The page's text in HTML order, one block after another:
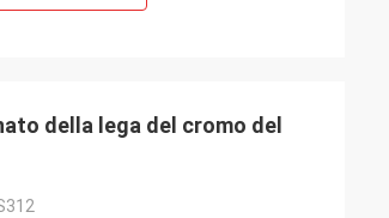
della lega del cromo del